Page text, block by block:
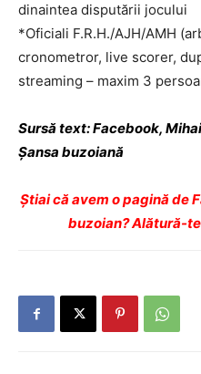
dinaintea disputării jocului
*Oficiali F.R.H./AJH/AMH
cronometror, live scorer,
streaming – maxim 3
Sursă text: Facebook,
Şansa buzoiană
Ştiai că avem o pagină de
buzoian? Alătură-